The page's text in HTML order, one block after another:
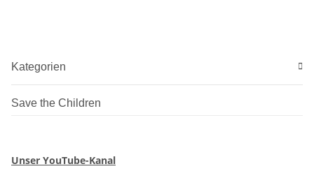
Kategorien
Save the Children
Unser YouTube-Kanal